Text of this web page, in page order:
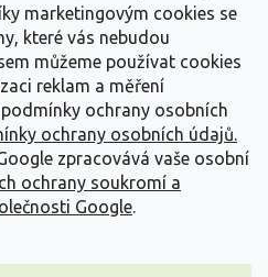
marketingovým cookies se
které vás nebudou
můžeme používat cookies
reklam a měření
ochrany osobních
ochrany osobních údajů.
zpracovává vaše osobní
ochrany soukromí a
Google.